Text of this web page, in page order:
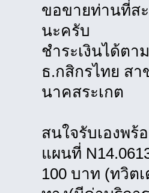
ขอขายท่านที่ส
นะครับ
ชำระเงินได้ตา
ธ.กสิกรไทย ส
นาคสระเกต
สนใจรับเองพ
แผนที่
100 บาท (ทวิต